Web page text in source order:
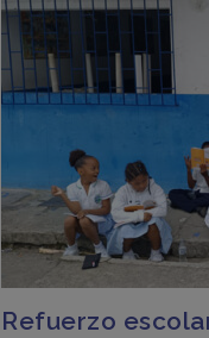
Refuerzo